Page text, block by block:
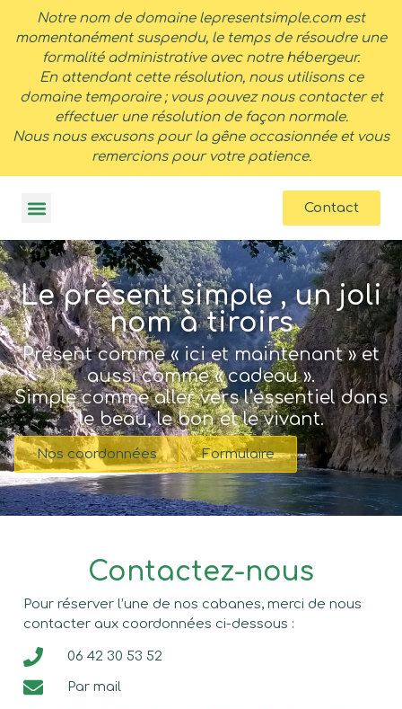
principalNotre nom de domaine lepresentsimple.com est
momentanément suspendu, le temps de résoudre une
formalité administrative avec notre hébergeur.
En attendant cette résolution, nous utilisons ce
domaine temporaire ; vous pouvez nous contacter et
effectuer une résolution de façon normale.
Nous nous excusons pour la gêne occasionnée et vous
remercions pour votre patience.
Contact
Le présent simple , un joli
nom à tiroirs
Présent comme « ici et maintenant » et
aussi comme « cadeau ».
Simple comme aller vers l’essentiel dans
le beau, le bon et le vivant.
Nos coordonnées Formulaire
Contactez-nous
Pour réserver l’une de nos cabanes, merci de nous
contacter aux coordonnées ci-dessous :
06 42 30 53 52
Par mail